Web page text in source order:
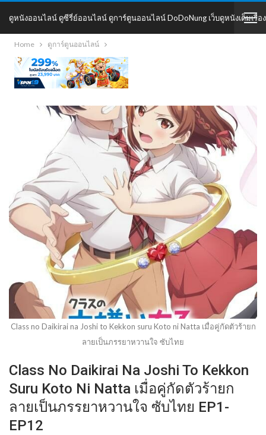
ดูหนังออนไลน์ ดูซีรี่ย์ออนไลน์ ดูการ์ตูนออนไลน์ DoDoNung เว็บดูหนังเต็มเรื่อง
DoDoNung
Home ดูการ์ตูนออนไลน์
Class no Daikirai na Joshi to Kekkon suru Koto ni Natta เมื่อคู่กัดตัวร้ายก
ลายเป็นภรรยาหวานใจ ซับไทย
Class No Daikirai Na Joshi To Kekkon
Suru Koto Ni Natta เมื่อคู่กัดตัวร้ายก
ลายเป็นภรรยาหวานใจ ซับไทย EP1-
EP12